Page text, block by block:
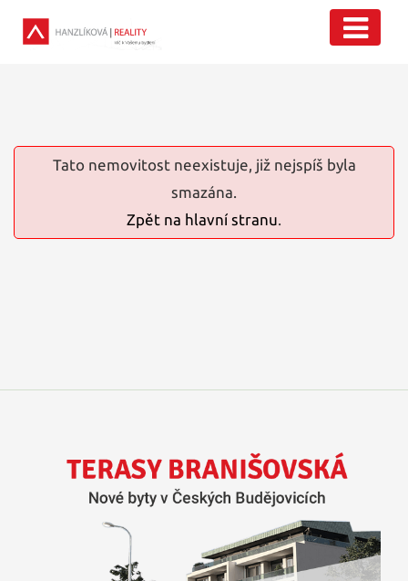
Tato nemovitost neexistuje, již nejspíš byla
smazána.
Zpět na hlavní stranu.